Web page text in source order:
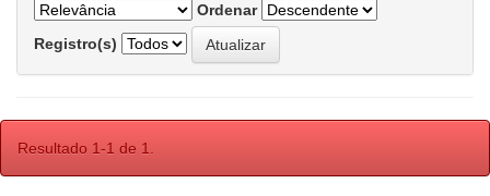
Ordenar
Registro(s)
Resultado 1-1 de 1.